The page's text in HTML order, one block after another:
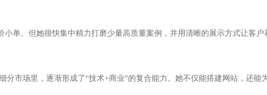
小单。但她很快集中精力打磨少量高质量案例，并用清晰的展示方式让客
分市场里，逐渐形成了“技术+商业”的复合能力。她不仅能搭建网站，还